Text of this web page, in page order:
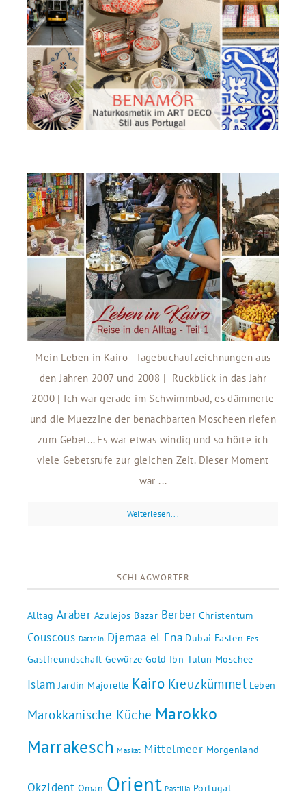
Mein Leben in Kairo - Tagebuchaufzeichnungen aus
den Jahren 2007 und 2008 | Rückblick in das Jahr
2000 | Ich war gerade im Schwimmbad, es dämmerte
und die Muezzine der benachbarten Moscheen riefen
zum Gebet… Es war etwas windig und so hörte ich
viele Gebetsrufe zur gleichen Zeit. Dieser Moment
war ...
Weiterlesen...
SCHLAGWÖRTER
Alltag Araber Azulejos Bazar Berber Christentum
Couscous Datteln Djemaa el Fna Dubai Fasten Fes
Gastfreundschaft Gewürze Gold Ibn Tulun Moschee
Islam Jardin Majorelle Kairo Kreuzkümmel Leben
Marokkanische Küche Marokko
Marrakesch Maskat Mittelmeer Morgenland
Okzident Oman Orient Pastilla Portugal